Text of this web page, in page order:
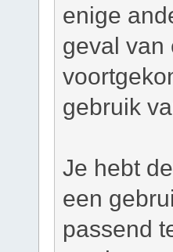
enige
geval van
gebruik
Je hebt
een
passend